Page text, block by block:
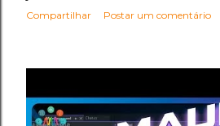
Compartilhar Postar um comentário